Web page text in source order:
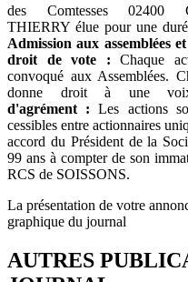
des Comtesses 02400
THIERRY élue pour une
Admission aux assemblées
droit de vote : Chaque
convoqué aux Assemblées.
donne droit à une
d'agrément : Les actions
cessibles entre actionnaires
accord du Président de la
99 ans à compter de son
RCS de SOISSONS.
La présentation de votre
graphique du journal
AUTRES